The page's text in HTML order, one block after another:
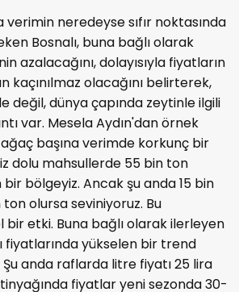
verimin neredeyse sıfır noktasında
Bosnalı, buna bağlı olarak
azalacağını, dolayısıyla fiyatların
kaçınılmaz olacağını belirterek,
değil, dünya çapında zeytinle ilgili
var. Mesela Aydın'dan örnek
başına verimde korkunç bir
dolu mahsullerde 55 bin ton
bir bölgeyiz. Ancak şu anda 15 bin
olursa seviniyoruz. Bu
bir etki. Buna bağlı olarak ilerleyen
fiyatlarında yükselen bir trend
anda raflarda litre fiyatı 25 lira
fiyatlar yeni sezonda 30-